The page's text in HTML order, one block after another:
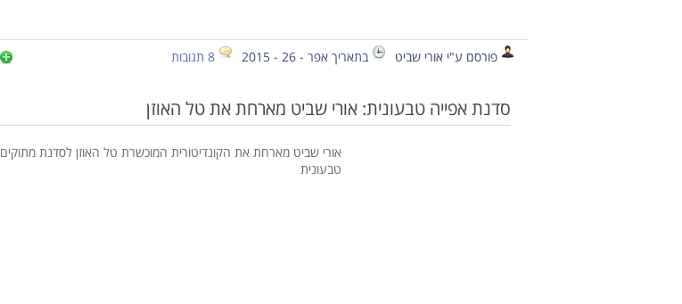
פורסם ע"י אורי שביט בתאריך אפר - 26 - 2015 8 תגובות
סדנת אפייה טבעונית: אורי שביט מארחת את טל האוזן
אורי שביט מארחת את הקונדיטורית המוכשרת טל האוזן לסדנת מתוקים
טבעונית